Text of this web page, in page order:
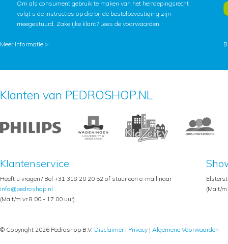
Om als consument gebruik te maken van het herroepingsrecht
volgt u de instructies op die bij de bestelbevestiging zijn
meegestuurd. Zakelijke klant? Lees de voorwaarden.
Meer informatie >
Klanten van PEDROSHOP.NL
Klantenservice
Heeft u vragen? Bel +31 318 20 20 52 of stuur een e-mail naar
info@pedroshop.nl
(Ma t/m vr 8.00 - 17.00 uur)
(Ma t/
© Copyright 2026 Pedroshop B.V. Disclaimer| Privacy | Algemene Voorwaarden